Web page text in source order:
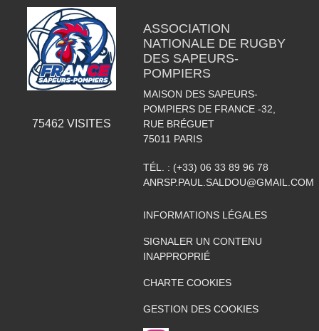
75462 VISITES
ASSOCIATION
NATIONALE DE RUGBY
DES SAPEURS-
POMPIERS
MAISON DES SAPEURS-
POMPIERS DE FRANCE -32,
RUE BRÉGUET
75011 PARIS
TÉL. : (+33) 06 33 89 96 78
ANRSP.PAUL.SALDOU@GMAIL.COM
INFORMATIONS LÉGALES
SIGNALER UN CONTENU
INAPPROPRIÉ
CHARTE COOKIES
GESTION DES COOKIES